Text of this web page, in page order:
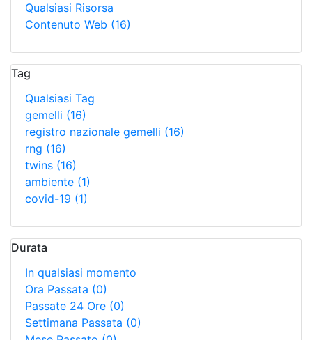
Qualsiasi Risorsa
Contenuto Web (16)
Tag
Qualsiasi Tag
gemelli (16)
registro nazionale gemelli (16)
rng (16)
twins (16)
ambiente (1)
covid-19 (1)
Durata
In qualsiasi momento
Ora Passata (0)
Passate 24 Ore (0)
Settimana Passata (0)